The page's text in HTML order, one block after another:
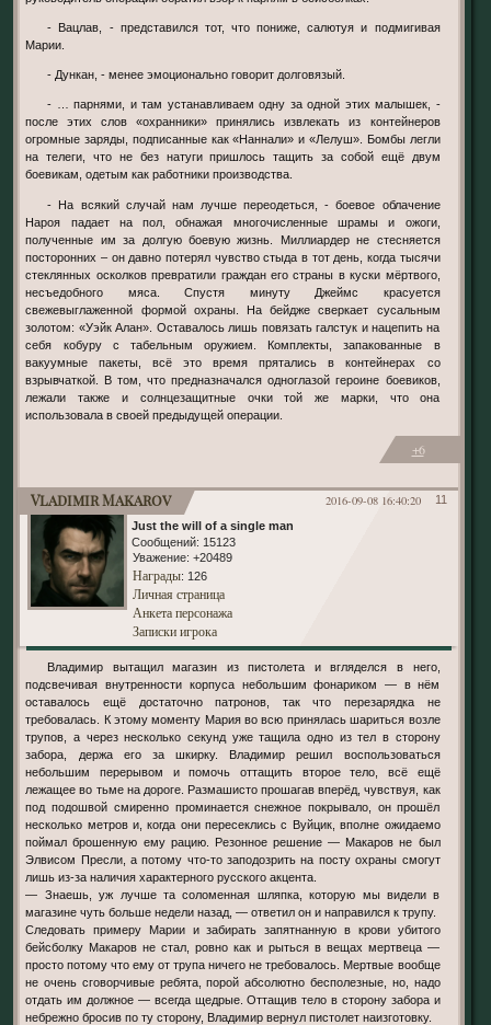
- Вацлав, - представился тот, что пониже, салютуя и подмигивая
Марии.
- Дункан, - менее эмоционально говорит долговязый.
- … парнями, и там устанавливаем одну за одной этих малышек, -
после этих слов «охранники» принялись извлекать из контейнеров
огромные заряды, подписанные как «Наннали» и «Лелуш». Бомбы легли
на телеги, что не без натуги пришлось тащить за собой ещё двум
боевикам, одетым как работники производства.
- На всякий случай нам лучше переодеться, - боевое облачение
Нароя падает на пол, обнажая многочисленные шрамы и ожоги,
полученные им за долгую боевую жизнь. Миллиардер не стесняется
посторонних – он давно потерял чувство стыда в тот день, когда тысячи
стеклянных осколков превратили граждан его страны в куски мёртвого,
несъедобного мяса. Спустя минуту Джеймс красуется
свежевыглаженной формой охраны. На бейдже сверкает сусальным
золотом: «Уэйк Алан». Оставалось лишь повязать галстук и нацепить на
себя кобуру с табельным оружием. Комплекты, запакованные в
вакуумные пакеты, всё это время прятались в контейнерах со
взрывчаткой. В том, что предназначался одноглазой героине боевиков,
лежали также и солнцезащитные очки той же марки, что она
использовала в своей предыдущей операции.
+6
11
2016-09-08 16:40:20
Vladimir Makarov
Just the will of a single man
Сообщений: 15123
Уважение: +20489
Награды: 126
Личная страница
Анкета персонажа
Записки игрока
Владимир вытащил магазин из пистолета и вгляделся в него,
подсвечивая внутренности корпуса небольшим фонариком — в нём
оставалось ещё достаточно патронов, так что перезарядка не
требовалась. К этому моменту Мария во всю принялась шариться возле
трупов, а через несколько секунд уже тащила одно из тел в сторону
забора, держа его за шкирку. Владимир решил воспользоваться
небольшим перерывом и помочь оттащить второе тело, всё ещё
лежащее во тьме на дороге. Размашисто прошагав вперёд, чувствуя, как
под подошвой смиренно проминается снежное покрывало, он прошёл
несколько метров и, когда они пересеклись с Вуйцик, вполне ожидаемо
поймал брошенную ему рацию. Резонное решение — Макаров не был
Элвисом Пресли, а потому что-то заподозрить на посту охраны смогут
лишь из-за наличия характерного русского акцента.
— Знаешь, уж лучше та соломенная шляпка, которую мы видели в
магазине чуть больше недели назад, — ответил он и направился к трупу.
Следовать примеру Марии и забирать запятнанную в крови убитого
бейсболку Макаров не стал, ровно как и рыться в вещах мертвеца —
просто потому что ему от трупа ничего не требовалось. Мертвые вообще
не очень сговорчивые ребята, порой абсолютно бесполезные, но, надо
отдать им должное — всегда щедрые. Оттащив тело в сторону забора и
небрежно бросив по ту сторону, Владимир вернул пистолет наизготовку.